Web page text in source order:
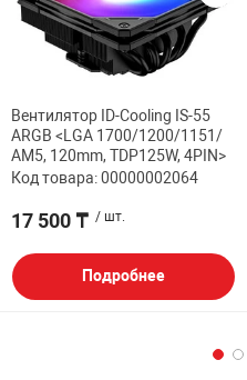
Вентилятор ID-Cooling IS-55
ARGB <LGA 1700/1200/1151/
AM5, 120mm, TDP125W, 4PIN>
Код товара: 00000002064
17 500 ₸ / шт.
Подробнее